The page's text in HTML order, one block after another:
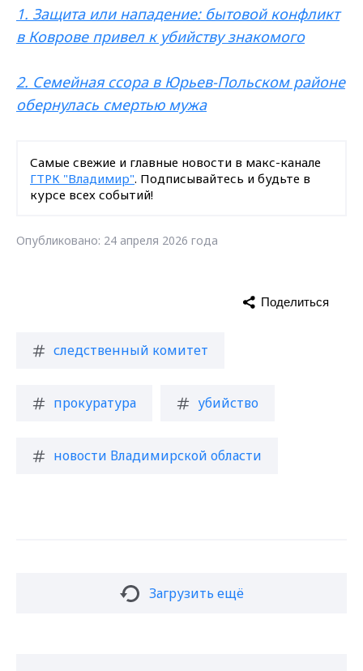
1. Защита или нападение: бытовой конфликт
в Коврове привел к убийству знакомого
2. Семейная ссора в Юрьев-Польском районе
обернулась смертью мужа
Самые свежие и главные новости в макс-канале
ГТРК "Владимир". Подписывайтесь и будьте в
курсе всех событий!
Опубликовано: 24 апреля 2026 года
следственный комитет
прокуратура убийство
новости Владимирской области
Поделиться
Загрузить ещё